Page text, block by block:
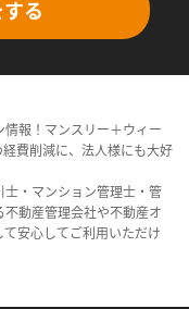
る
報！マンスリー＋ウィー
費削減に、法人様にも大好
・マンション管理士・管
動産管理会社や不動産オ
安心してご利用いただけ